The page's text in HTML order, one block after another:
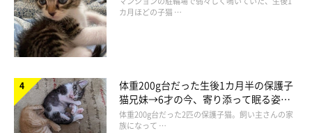
この投稿をInstagramで見る
カ月ほどの子猫 …
体重200g台だった生後1カ月半の保護子
猫兄妹→6才の今、寄り添って眠る姿に
ほっこり！
体重200g台だった2匹の保護子猫。飼い主さんの家
族になって …